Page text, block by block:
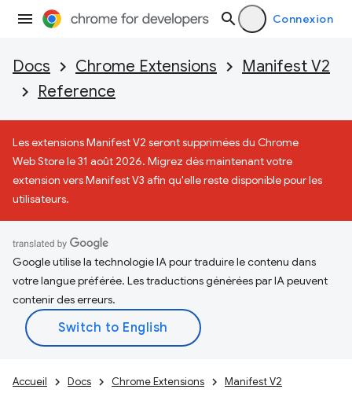
Connexion
Docs Chrome Extensions
Manifest V2
Reference
Les extensions Manifest V2 seront supprimées du Chrome
Web Store le 31 août 2026. Migrez dès maintenant votre
extension vers Manifest V3 afin qu'elle reste disponible pour les
utilisateurs.
Google utilise la technologie IA pour traduire le contenu dans
votre langue préférée. Les traductions générées par IA peuvent
contenir des erreurs.
Accueil Docs Chrome Extensions
Manifest V2